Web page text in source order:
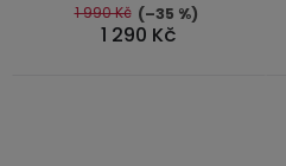
1 290 Kč
1 990 Kč (–35 %)